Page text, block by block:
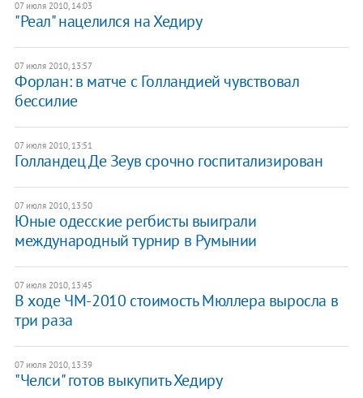
07 июля 2010, 14:03
"Реал" нацелился на Хедиру
07 июля 2010, 13:57
Форлан: в матче с Голландией чувствовал
бессилие
07 июля 2010, 13:51
Голландец Де Зеув срочно госпитализирован
07 июля 2010, 13:50
Юные одесские регбисты выиграли
международный турнир в Румынии
07 июля 2010, 13:45
В ходе ЧМ-2010 стоимость Мюллера выросла в
три раза
07 июля 2010, 13:39
"Челси" готов выкупить Хедиру